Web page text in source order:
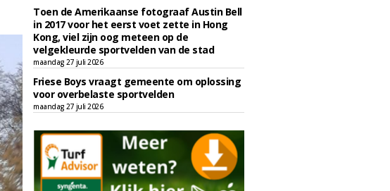
Toen de Amerikaanse fotograaf Austin Bell
in 2017 voor het eerst voet zette in Hong
Kong, viel zijn oog meteen op de
velgekleurde sportvelden van de stad
maandag 27 juli 2026
Friese Boys vraagt gemeente om oplossing
voor overbelaste sportvelden
maandag 27 juli 2026